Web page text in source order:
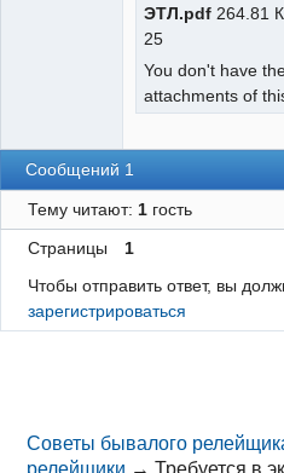
ЭТЛ.pdf 264.81
25
You don't have
attachments of
Сообщений 1
Тему читают: 1гость
Страницы
1
Чтобы отправить ответ, вы
зарегистрироваться
Советы бывалого